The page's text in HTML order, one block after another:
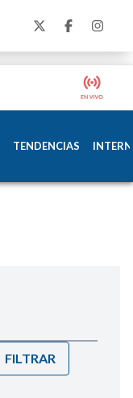
TENDENCIAS
FILTRAR